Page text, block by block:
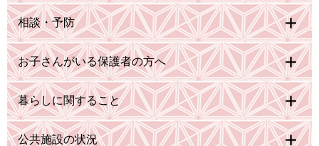
相談・予防
お子さんがいる保護者の方へ
暮らしに関すること
公共施設の状況